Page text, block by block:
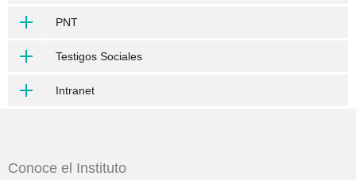
PNT
Testigos Sociales
Intranet
Conoce el Instituto